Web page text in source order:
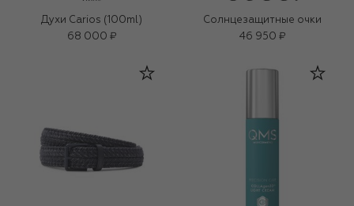
Духи Carios (100ml)
68 000 ₽
Солнцезащитные очки
46 950 ₽